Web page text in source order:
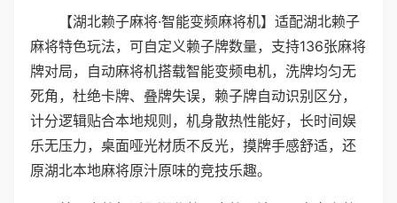
【湖北赖子麻将·智能变频麻将机】适配湖北赖子
麻将特色玩法，可自定义赖子牌数量，支持136张麻将
牌对局，自动麻将机搭载智能变频电机，洗牌均匀无
死角，杜绝卡牌、叠牌失误，赖子牌自动识别区分，
计分逻辑贴合本地规则，机身散热性能好，长时间娱
乐无压力，桌面哑光材质不反光，摸牌手感舒适，还
原湖北本地麻将原汁原味的竞技乐趣。